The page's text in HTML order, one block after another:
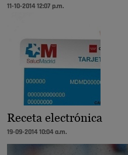
11-10-2014 12:07 p.m.
Receta electrónica
19-09-2014 10:04 a.m.